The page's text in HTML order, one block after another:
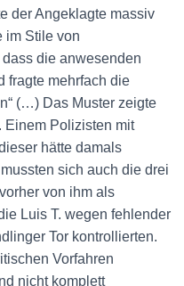
der Angeklagte massiv
im Stile von
die anwesenden
fragte mehrfach die
(…) Das Muster zeigte
Einem Polizisten mit
hätte damals
sich auch die drei
von ihm als
Luis T. wegen fehlender
Tor kontrollierten.
Vorfahren
nicht komplett